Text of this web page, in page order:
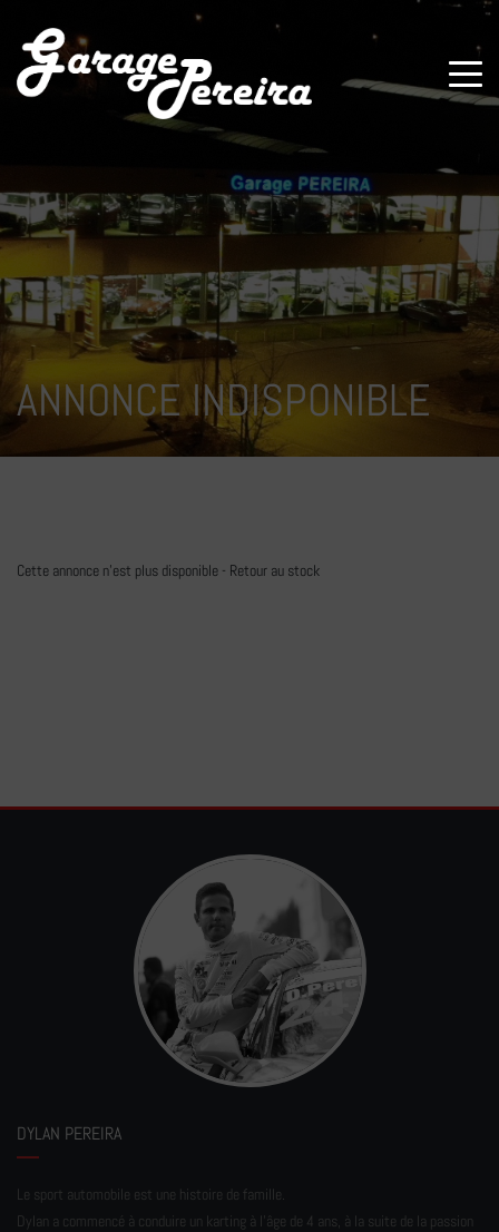
ANNONCE INDISPONIBLE
Cette annonce n'est plus disponible - Retour au stock
DYLAN PEREIRA
Le sport automobile est une histoire de famille.
Dylan a commencé à conduire un karting à l’âge de 4 ans, à la suite de la passion
Paramètres avancés des cookies